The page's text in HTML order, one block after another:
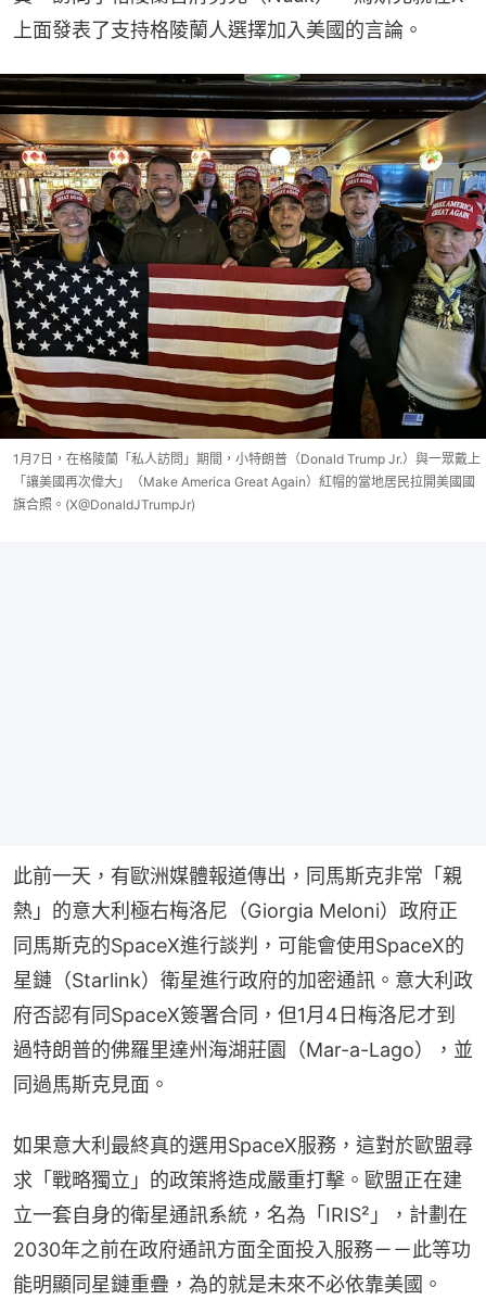
上面發表了支持格陵蘭人選擇加入美國的言論。
1月7日，在格陵蘭「私人訪問」期間，小特朗普（Donald Trump Jr.）與一眾戴上
「讓美國再次偉大」（Make America Great Again）紅帽的當地居民拉開美國國
旗合照。(X@DonaldJTrumpJr)
此前一天，有歐洲媒體報道傳出，同馬斯克非常「親
熱」的意大利極右梅洛尼（Giorgia Meloni）政府正
同馬斯克的SpaceX進行談判，可能會使用SpaceX的
星鏈（Starlink）衛星進行政府的加密通訊。意大利政
府否認有同SpaceX簽署合同，但1月4日梅洛尼才到
過特朗普的佛羅里達州海湖莊園（Mar-a-Lago），並
同過馬斯克見面。
如果意大利最終真的選用SpaceX服務，這對於歐盟尋
求「戰略獨立」的政策將造成嚴重打擊。歐盟正在建
立一套自身的衛星通訊系統，名為「IRIS²」，計劃在
2030年之前在政府通訊方面全面投入服務－－此等功
能明顯同星鏈重疊，為的就是未來不必依靠美國。